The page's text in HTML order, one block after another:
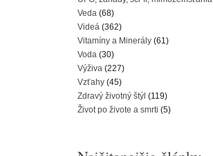
Veda (68)
Videá (362)
Vitamíny a Minerály (61)
Voda (30)
Výživa (227)
Vzťahy (45)
Zdravý životný štýl (119)
Život po živote a smrti (5)